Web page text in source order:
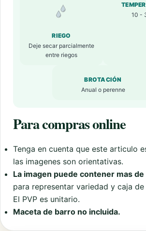
RIEGO
Deje secar parcialmente
entre riegos
10 -
BROTACIÓN
Anual o perenne
Para compras online
Tenga en cuenta que este articulo
las imagenes son orientativas.
La imagen puede contener mas
para representar variedad y caja
El PVP es unitario.
Maceta de barro no incluida.